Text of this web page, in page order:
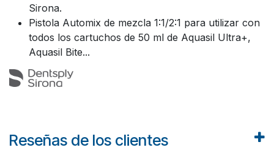
Sirona.
Pistola Automix de mezcla 1:1/2:1 para utilizar con
todos los cartuchos de 50 ml de Aquasil Ultra+,
Aquasil Bite...
Reseñas de los clientes